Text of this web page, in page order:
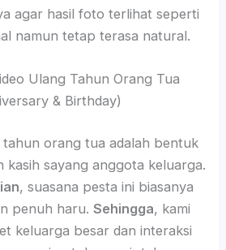
agar hasil foto terlihat seperti
namun tetap terasa natural.
Ulang Tahun Orang Tua
& Birthday)
orang tua adalah bentuk
kasih sayang anggota keluarga.
, suasana pesta ini biasanya
penuh haru. Sehingga, kami
keluarga besar dan interaksi